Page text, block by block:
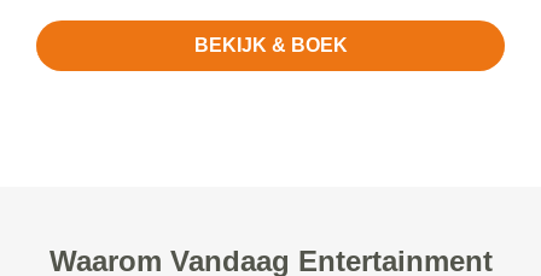
BEKIJK & BOEK
Waarom Vandaag Entertainment